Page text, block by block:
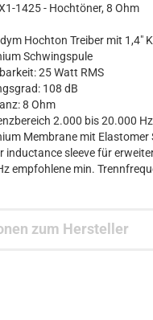
1425 - Hochtöner, 8 Ohm
Hochton Treiber mit 1,4"
Schwingspule
25 Watt RMS
108 dB
8 Ohm
2.000 bis 20.000 Hz
Membrane mit Elastomer
inductance sleeve für
empfohlene min.
zum Hersteller